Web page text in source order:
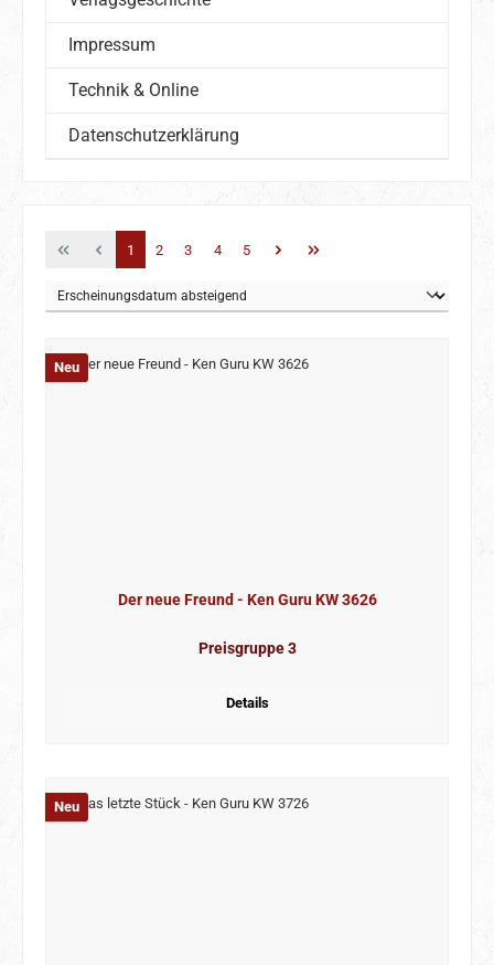
Impressum
Technik & Online
Datenschutzerklärung
Seite
1 Seite
2 Seite
3 Seite
4 Seite
5
Neu
Der neue Freund - Ken Guru KW 3626
Preisgruppe 3
Details
Neu